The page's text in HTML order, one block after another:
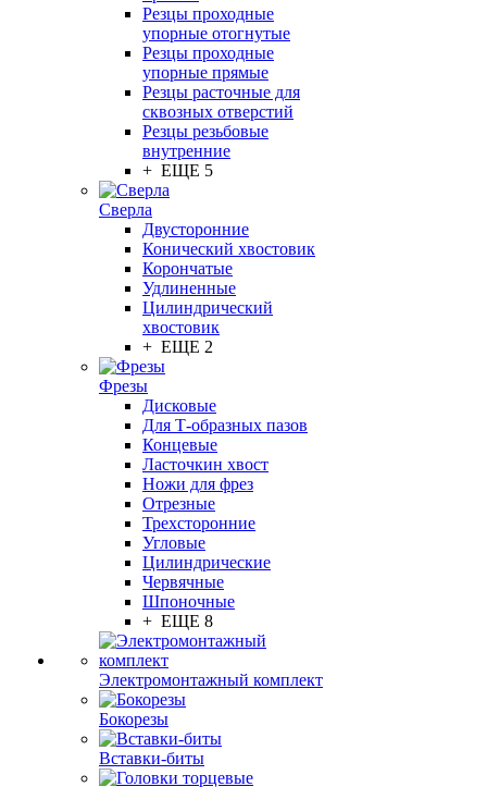
Резцы проходные
упорные отогнутые
Резцы проходные
упорные прямые
Резцы расточные для
сквозных отверстий
Резцы резьбовые
внутренние
+ ЕЩЕ 5
Сверла
Двусторонние
Конический хвостовик
Корончатые
Удлиненные
Цилиндрический
хвостовик
+ ЕЩЕ 2
Фрезы
Дисковые
Для Т-образных пазов
Концевые
Ласточкин хвост
Ножи для фрез
Отрезные
Трехсторонние
Угловые
Цилиндрические
Червячные
Шпоночные
+ ЕЩЕ 8
Электромонтажный комплект
Бокорезы
Вставки-биты